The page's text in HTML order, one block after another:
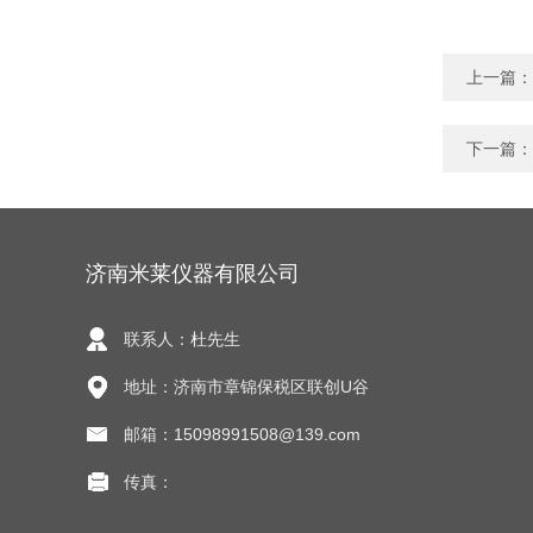
上一篇：
下一篇：
济南米莱仪器有限公司
联系人：杜先生
地址：济南市章锦保税区联创U谷
邮箱：15098991508@139.com
传真：